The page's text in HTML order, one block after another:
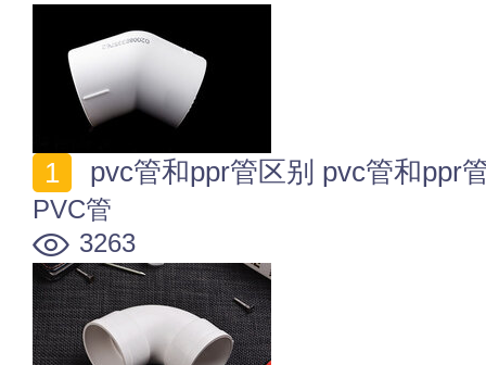
pvc管和ppr管区别 pvc管和ppr
PVC管
3263